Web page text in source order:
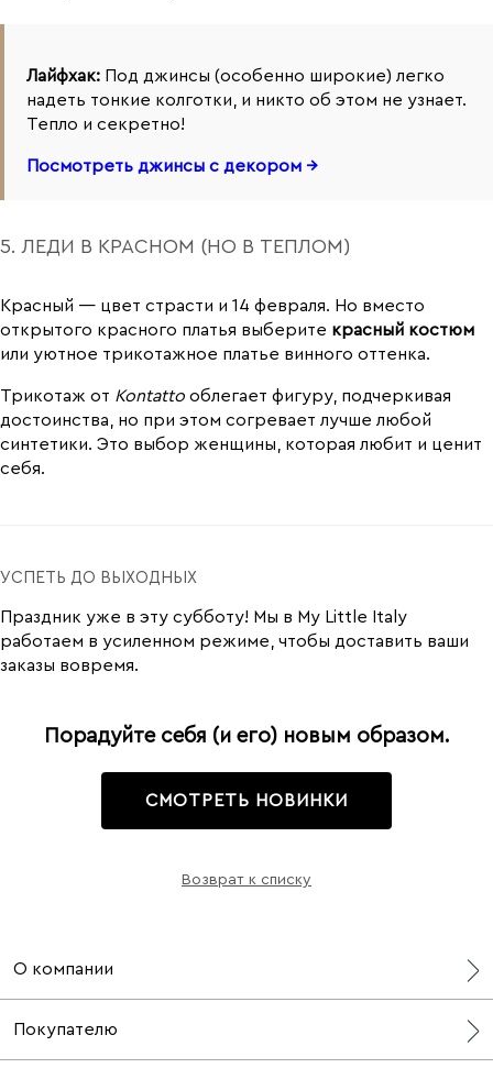
Лайфхак: Под джинсы (особенно широкие) легко
надеть тонкие колготки, и никто об этом не узнает.
Тепло и секретно!
Посмотреть джинсы с декором →
5. ЛЕДИ В КРАСНОМ (НО В ТЕПЛОМ)
Красный — цвет страсти и 14 февраля. Но вместо
открытого красного платья выберите красный костюм
или уютное трикотажное платье винного оттенка.
Трикотаж от Kontatto облегает фигуру, подчеркивая
достоинства, но при этом согревает лучше любой
синтетики. Это выбор женщины, которая любит и ценит
себя.
УСПЕТЬ ДО ВЫХОДНЫХ
Праздник уже в эту субботу! Мы в My Little Italy
работаем в усиленном режиме, чтобы доставить ваши
заказы вовремя.
Порадуйте себя (и его) новым образом.
СМОТРЕТЬ НОВИНКИ
Возврат к списку
О компании
СМИ о нас
Блог
Покупателю